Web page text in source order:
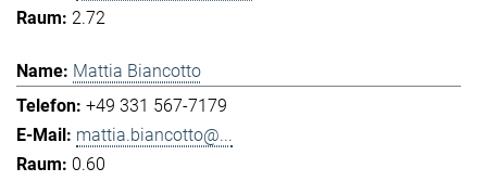
2.72
Mattia Biancotto
+49 331 567-7179
mattia.biancotto@...
0.60